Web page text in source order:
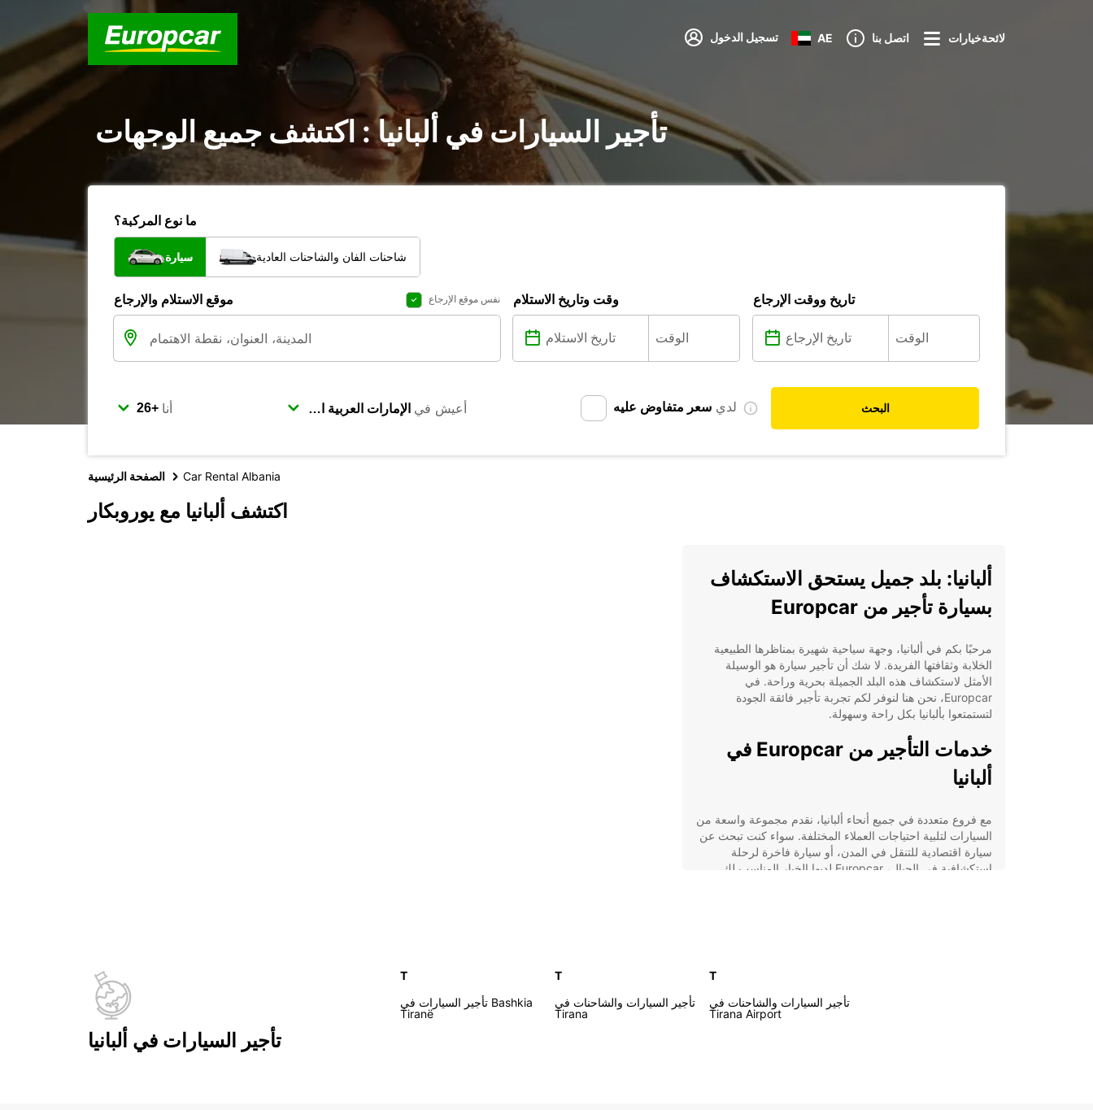
تسجيل الدخول AE اتصل بنا لائحةخيارات
تأجير السيارات في ألبانيا : اكتشف جميع الوجهات
ما نوع المركبة؟
سيارة شاحنات الفان والشاحنات العادية
موقع الاستلام والإرجاع نفس موقع الإرجاع وقت وتاريخ الاستلام تاريخ ووقت الإرجاع
أنا أعيش في لدي سعر متفاوض عليه البحث
الصفحة الرئيسية Car Rental Albania
اكتشف ألبانيا مع يوروبكار
ألبانيا: بلد جميل يستحق الاستكشاف
بسيارة تأجير من Europcar
مرحبًا بكم في ألبانيا، وجهة سياحية شهيرة بمناظرها الطبيعية
الخلابة وثقافتها الفريدة. لا شك أن تأجير سيارة هو الوسيلة
الأمثل لاستكشاف هذه البلد الجميلة بحرية وراحة. في
Europcar، نحن هنا لنوفر لكم تجربة تأجير فائقة الجودة
لتستمتعوا بألبانيا بكل راحة وسهولة.
خدمات التأجير من Europcar في
ألبانيا
مع فروع متعددة في جميع أنحاء ألبانيا، نقدم مجموعة واسعة من
السيارات لتلبية احتياجات العملاء المختلفة. سواء كنت تبحث عن
سيارة اقتصادية للتنقل في المدن، أو سيارة فاخرة لرحلة
استكشافية في الجبال، Europcar لديها الخيار المناسب لك.
تأجير السيارات في ألبانيا
T
تأجير السيارات في Bashkia
Tiranë
T
تأجير السيارات والشاحنات في
Tirana
T
تأجير السيارات والشاحنات في
Tirana Airport